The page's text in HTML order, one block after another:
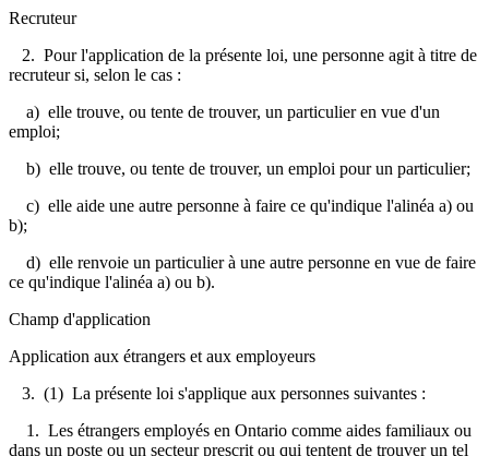
Recruteur
2. Pour l'application de la présente loi, une personne agit à titre de
recruteur si, selon le cas :
a) elle trouve, ou tente de trouver, un particulier en vue d'un
emploi;
b) elle trouve, ou tente de trouver, un emploi pour un particulier;
c) elle aide une autre personne à faire ce qu'indique l'alinéa a) ou
b);
d) elle renvoie un particulier à une autre personne en vue de faire
ce qu'indique l'alinéa a) ou b).
Champ d'application
Application aux étrangers et aux employeurs
3. (1) La présente loi s'applique aux personnes suivantes :
1. Les étrangers employés en Ontario comme aides familiaux ou
dans un poste ou un secteur prescrit ou qui tentent de trouver un tel